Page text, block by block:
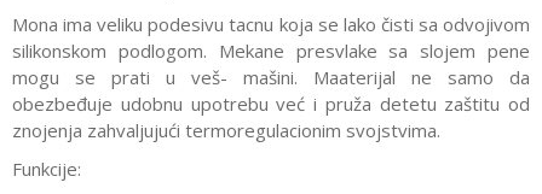
Mona ima veliku podesivu tacnu koja se lako čisti sa odvojivom
silikonskom podlogom. Mekane presvlake sa slojem pene
mogu se prati u veš- mašini. Maaterijal ne samo da
obezbeđuje udobnu upotrebu već i pruža detetu zaštitu od
znojenja zahvaljujući termoregulacionim svojstvima.
Funkcije: